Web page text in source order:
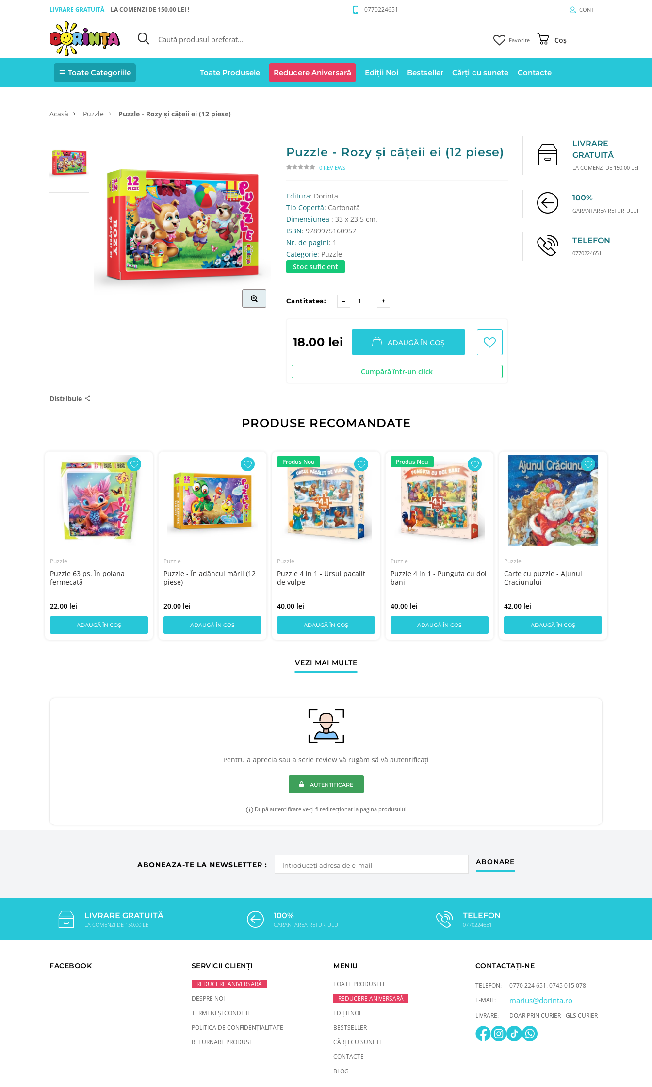
LIVRARE GRATUITĂ LA COMENZI DE 150.00 LEI ! 0770224651 CONT
Favorite Coș
Toate Categoriile Toate Produsele Reducere Aniversară Ediții Noi Bestseller Cărți cu sunete Contacte
Acasă Puzzle Puzzle - Rozy și cățeii ei (12 piese)
Puzzle - Rozy și cățeii ei (12 piese)
0 REVIEWS
Editura: Dorința
Tip Copertă: Cartonată
Dimensiunea : 33 x 23,5 cm.
ISBN: 9789975160957
Nr. de pagini: 1
Categorie: Puzzle
Stoc suficient
Cantitatea:
18.00 lei ADAUGĂ ÎN COȘ
Cumpără într-un click
LIVRARE
GRATUITĂ
LA COMENZI DE 150.00 LEI
100%
GARANTAREA RETUR-ULUI
TELEFON
0770224651
Distribuie
PRODUSE RECOMANDATE
Puzzle
Puzzle 63 ps. În poiana
fermecată
22.00 lei
ADAUGĂ ÎN COȘ
Puzzle
Puzzle - În adâncul mării (12
piese)
20.00 lei
ADAUGĂ ÎN COȘ
Produs Nou
Puzzle
Puzzle 4 in 1 - Ursul pacalit
de vulpe
40.00 lei
ADAUGĂ ÎN COȘ
Produs Nou
Puzzle
Puzzle 4 in 1 - Punguta cu doi
bani
40.00 lei
ADAUGĂ ÎN COȘ
Puzzle
Carte cu puzzle - Ajunul
Craciunului
42.00 lei
ADAUGĂ ÎN COȘ
VEZI MAI MULTE
Pentru a aprecia sau a scrie review vă rugăm să vă autentificați
AUTENTIFICARE
După autentificare ve-ți fi redirecționat la pagina produsului
ABONEAZA-TE LA NEWSLETTER : ABONARE
LIVRARE GRATUITĂ
LA COMENZI DE 150.00 LEI
100%
GARANTAREA RETUR-ULUI
TELEFON
0770224651
FACEBOOK SERVICII CLIENȚI
REDUCERE ANIVERSARĂ
DESPRE NOI
TERMENI ȘI CONDIȚII
POLITICA DE CONFIDENȚIALITATE
RETURNARE PRODUSE
MENIU
TOATE PRODUSELE
REDUCERE ANIVERSARĂ
EDIȚII NOI
BESTSELLER
CĂRȚI CU SUNETE
CONTACTE
BLOG
CONTACTAȚI-NE
TELEFON: 0770 224 651, 0745 015 078
E-MAIL:
marius@dorinta.ro
LIVRARE: DOAR PRIN CURIER - GLS CURIER